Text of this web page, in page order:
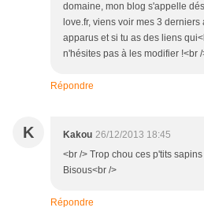
domaine, mon blog s'appelle
love.fr, viens voir mes 3
apparus et si tu as des liens
n'hésites pas à les modifier !<br
Répondre
K Kakou 26/12/2013 18:45
<br /> Trop chou ces p'tits
Bisous<br />
Répondre